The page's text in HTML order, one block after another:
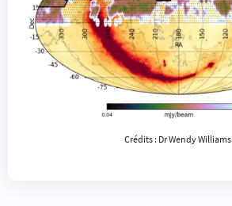
Crédits : Dr Wendy Williams